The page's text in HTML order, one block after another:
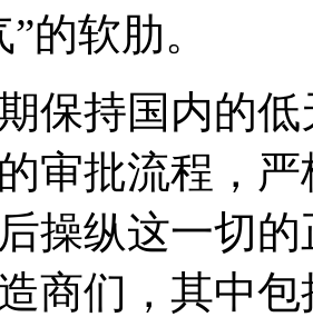
的软肋。
持国内的低
审批流程，
操纵这一切
商们，其中